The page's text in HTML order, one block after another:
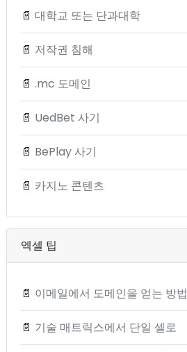
📄 대학교 또는 단과대학
📄 저작권 침해
📄 .mc 도메인
📄 UedBet 사기
📄 BePlay 사기
📄 카지노 콘텐츠
엑셀 팁
📄 이메일에서 도메인을 얻는 방법
📄 기술 매트릭스에서 단일 셀로